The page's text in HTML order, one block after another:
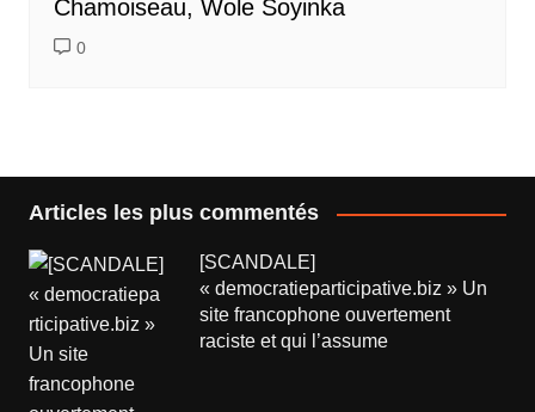
Chamoiseau, Wole Soyinka
0
Articles les plus commentés
[SCANDALE]
« democratieparticipative.biz » Un
site francophone ouvertement
raciste et qui l’assume